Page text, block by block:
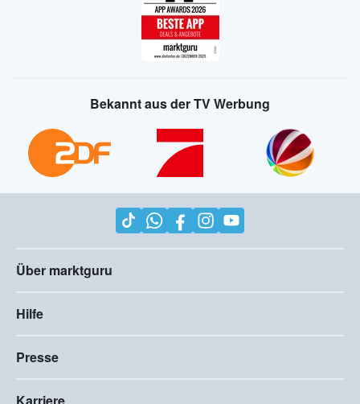
Bekannt aus der TV Werbung
Über marktguru
Hilfe
Presse